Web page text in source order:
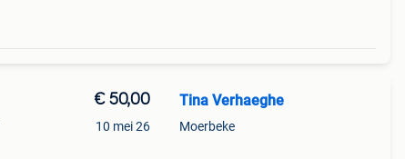
€ 50,00
10 mei 26
Tina Verhaeghe
Moerbeke